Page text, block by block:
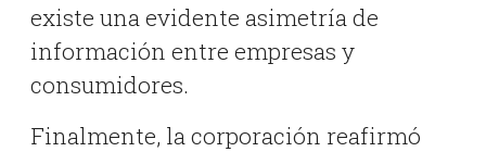
existe una evidente asimetría de
información entre empresas y
consumidores.
Finalmente, la corporación reafirmó